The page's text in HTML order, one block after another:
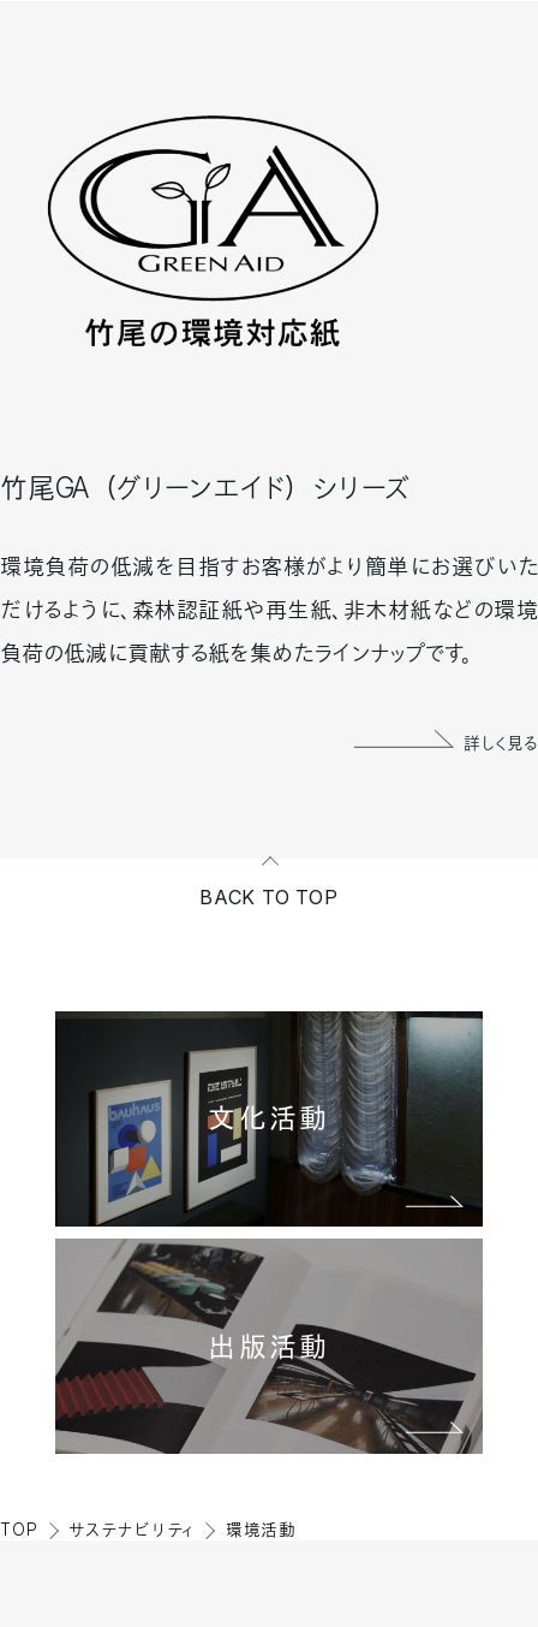
竹尾GA （グリーンエイド） シリーズ
環境負荷の低減を目指すお客様がより簡単にお選びいた
だけるように、森林認証紙や再生紙、非木材紙などの環境
負荷の低減に貢献する紙を集めたラインナップです。
詳しく見る
BACK TO TOP
文化活動
出版活動
TOP サステナビリティ 環境活動